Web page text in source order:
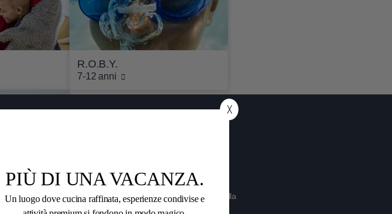
╳
PIÙ DI UNA VACANZA.
Un luogo dove cucina raffinata, esperienze condivise e
R.O.B.Y.
7-12 anni
Servizio
Informazioni importanti sulla
prenotazione